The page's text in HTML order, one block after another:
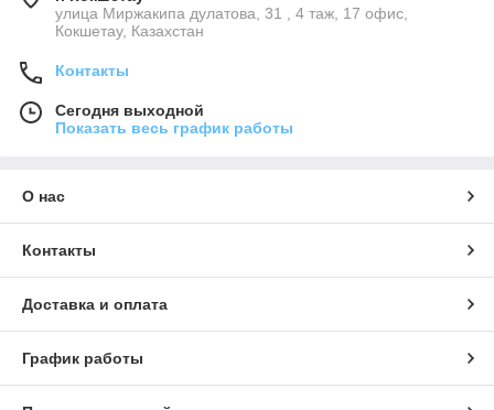
улица Миржакипа дулатова, 31 , 4 таж, 17 офис,
Кокшетау, Казахстан
Контакты
Сегодня выходной
Показать весь график работы
О нас
Контакты
Доставка и оплата
График работы